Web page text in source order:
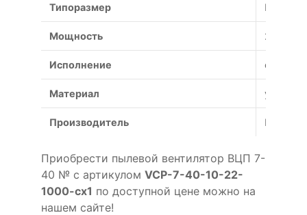
Типоразмер №
Мощность 22 кВт
Исполнение
Материал
Производитель Россия
Приобрести пылевой вентилятор ВЦП 7-
40 № с артикулом VCP-7-40-10-22-
1000-cx1 по доступной цене можно на
нашем сайте!